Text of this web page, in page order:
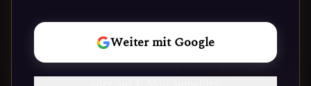
Weiter mit Google
REISE
BEGINNEN